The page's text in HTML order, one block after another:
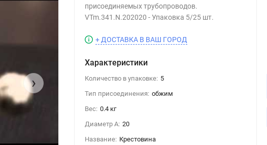
›
присоединяемых трубопроводов.
VTm.341.N.202020 - Упаковка 5/25 шт.
+ ДОСТАВКА В ВАШ ГОРОД
Характеристики
Количество в упаковке: 5
Тип присоединения: обжим
Вес: 0.4 кг
Диаметр А: 20
Название: Крестовина